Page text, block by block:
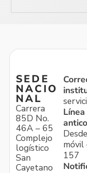
SEDE
NACIO
NAL
Carrera
85D No.
46A – 65
Complejo
logístico
San
Cayetano
Línea
Desde
móvil
157